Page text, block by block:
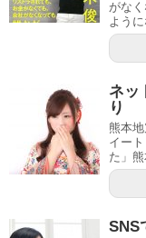
がな
よう
ネッ
り
熊本
イー
た」
SNS